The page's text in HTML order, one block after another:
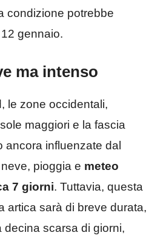
condizione potrebbe
gennaio.
ma intenso
le zone occidentali,
maggiori e la fascia
ancora influenzate dal
pioggia e meteo
7 giorni. Tuttavia, questa
artica sarà di breve durata,
decina scarsa di giorni,